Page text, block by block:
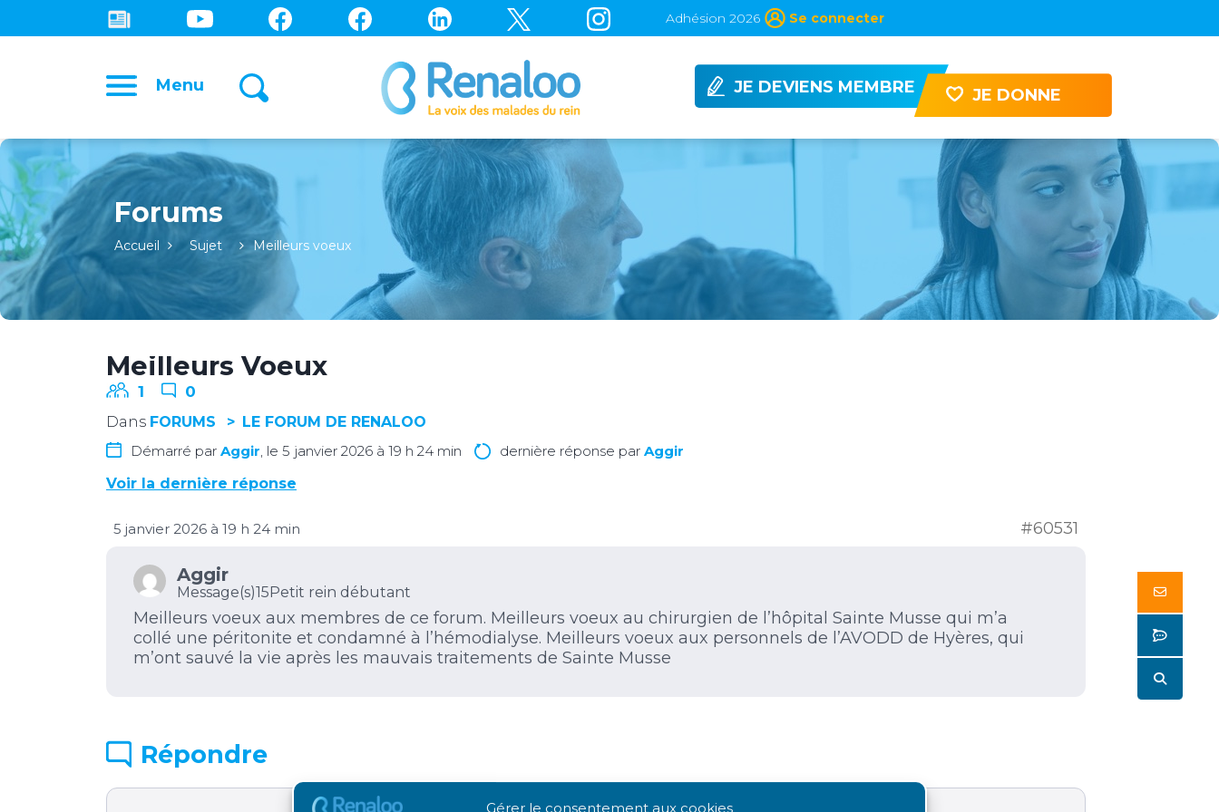
Gérer le consentement aux cookies
Adhésion 2026 Se connecter
Menu JE DEVIENS MEMBRE JE DONNE
Forums
Accueil Sujet Meilleurs voeux
Meilleurs Voeux
1 0
Dans FORUMS
LE FORUM DE RENALOO
Démarré par Aggir, le 5 janvier 2026 à 19 h 24 min dernière réponse par Aggir
Voir la dernière réponse
5 janvier 2026 à 19 h 24 min #60531
Aggir
Message(s)15 Petit rein débutant
Meilleurs voeux aux membres de ce forum. Meilleurs voeux au chirurgien de l’hôpital Sainte Musse qui m’a
collé une péritonite et condamné à l’hémodialyse. Meilleurs voeux aux personnels de l’AVODD de Hyères, qui
m’ont sauvé la vie après les mauvais traitements de Sainte Musse
Répondre